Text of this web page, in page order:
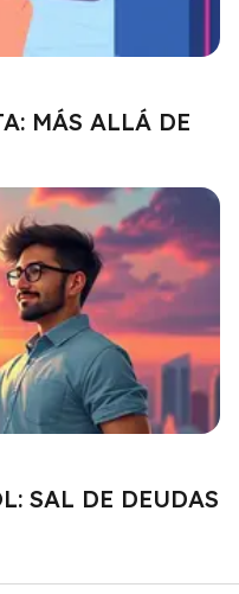
MÁS ALLÁ DE
SAL DE DEUDAS